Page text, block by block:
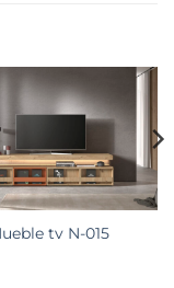
tv N-015